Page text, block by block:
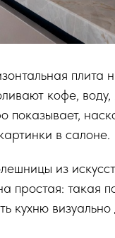
плита
кофе,
в салоне.
из
такая
кухню